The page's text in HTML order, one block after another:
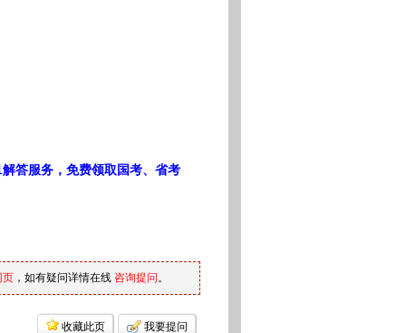
答服务，免费领取国考、省考
页 ，如有疑问详情在线 咨询提问。
收藏此页 我要提问